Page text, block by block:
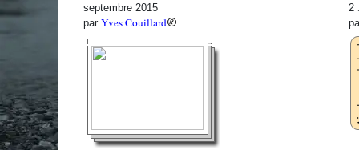
septembre 2015
par Yves Couillard
2